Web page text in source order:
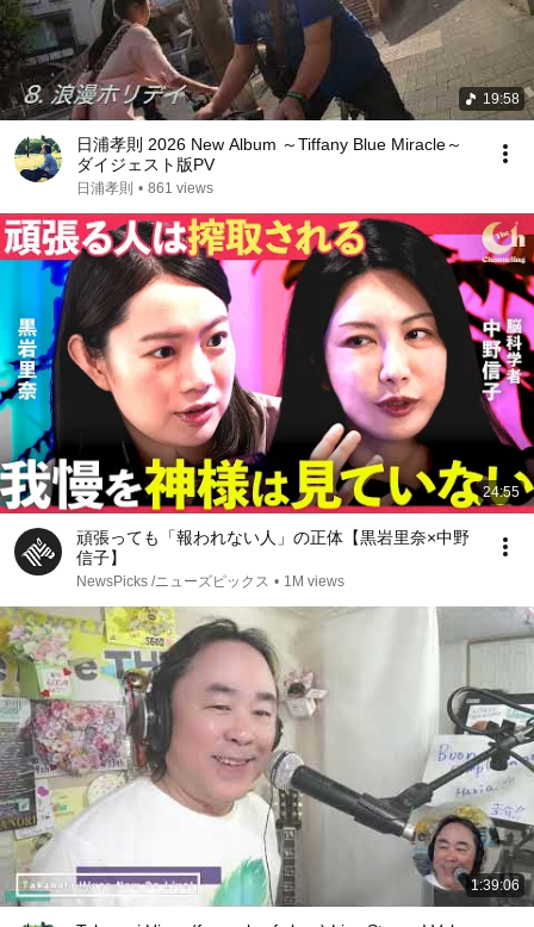
19:58
日浦孝則 2026 New Album ～Tiffany Blue Miracle～
ダイジェスト版PV
日浦孝則 • 861 views
24:55
頑張っても「報われない人」の正体【黒岩里奈×中野
信子】
NewsPicks /ニューズピックス • 1M views
1:39:06